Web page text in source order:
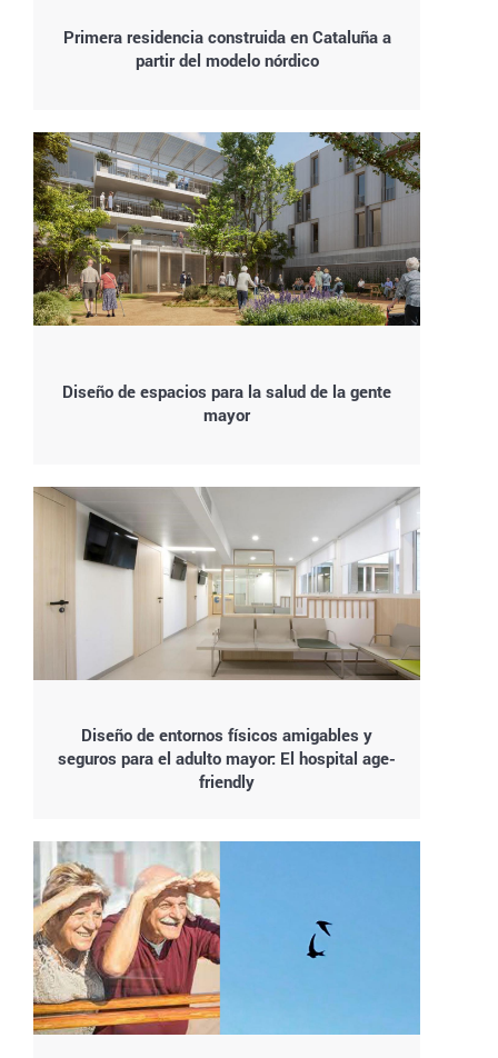
Primera residencia construida en Cataluña a
partir del modelo nórdico
Diseño de espacios para la salud de la gente
mayor
Diseño de entornos físicos amigables y
seguros para el adulto mayor: El hospital age-
friendly